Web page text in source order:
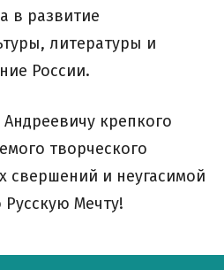
в развитие
литературы и
России.
крепкого
творческого
свершений и неугасимой
Мечту!